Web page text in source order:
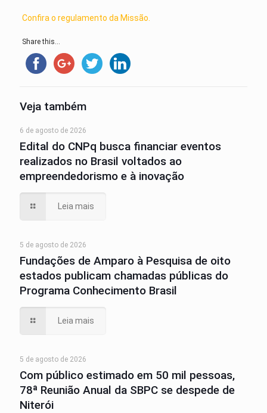
Confira o regulamento da Missão.
Share this...
Veja também
6 de agosto de 2026
Edital do CNPq busca financiar eventos
realizados no Brasil voltados ao
empreendedorismo e à inovação
Leia mais
5 de agosto de 2026
Fundações de Amparo à Pesquisa de oito
estados publicam chamadas públicas do
Programa Conhecimento Brasil
Leia mais
5 de agosto de 2026
Com público estimado em 50 mil pessoas,
78ª Reunião Anual da SBPC se despede de
Niterói